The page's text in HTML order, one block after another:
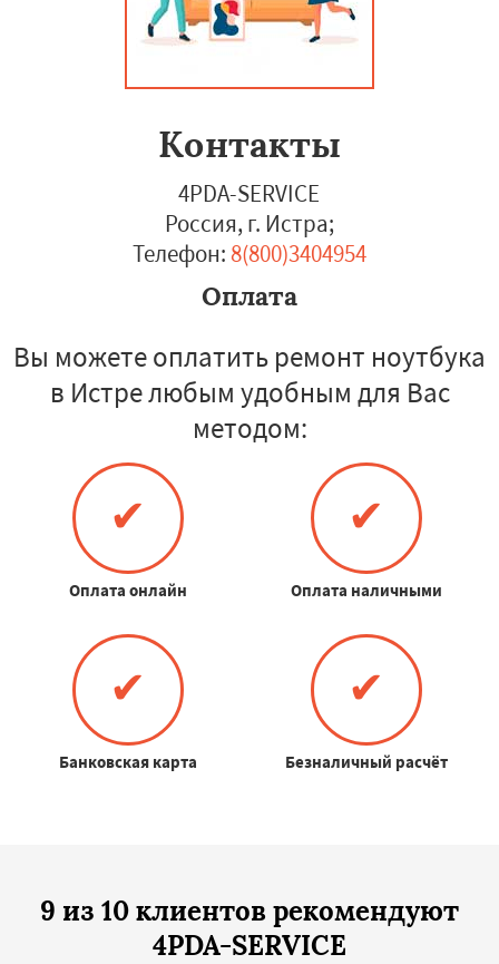
Контакты
4PDA-SERVICE
Россия, г. Истра;
Телефон: 8(800)3404954
Оплата
Вы можете оплатить ремонт ноутбука
в Истре любым удобным для Вас
методом:
✔
Оплата онлайн
✔
Оплата наличными
✔
Банковская карта
✔
Безналичный расчёт
9 из 10 клиентов рекомендуют
4PDA-SERVICE